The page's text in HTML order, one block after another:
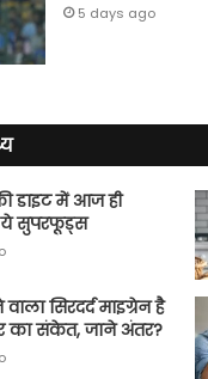
5 days ago
डाइट में आज ही
सुपरफूड्स
सिरदर्द माइग्रेन है
का संकेत, जाने अंतर?